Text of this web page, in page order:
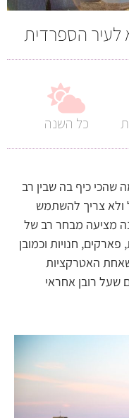
לעיר הספרדית
כל השנה
שהכי כיף בה שבין רב
ולא צריך להשתמש
מציעה מבחר רב של
חנויות וכמובן
האטרקציות
שעל רובן אחראי